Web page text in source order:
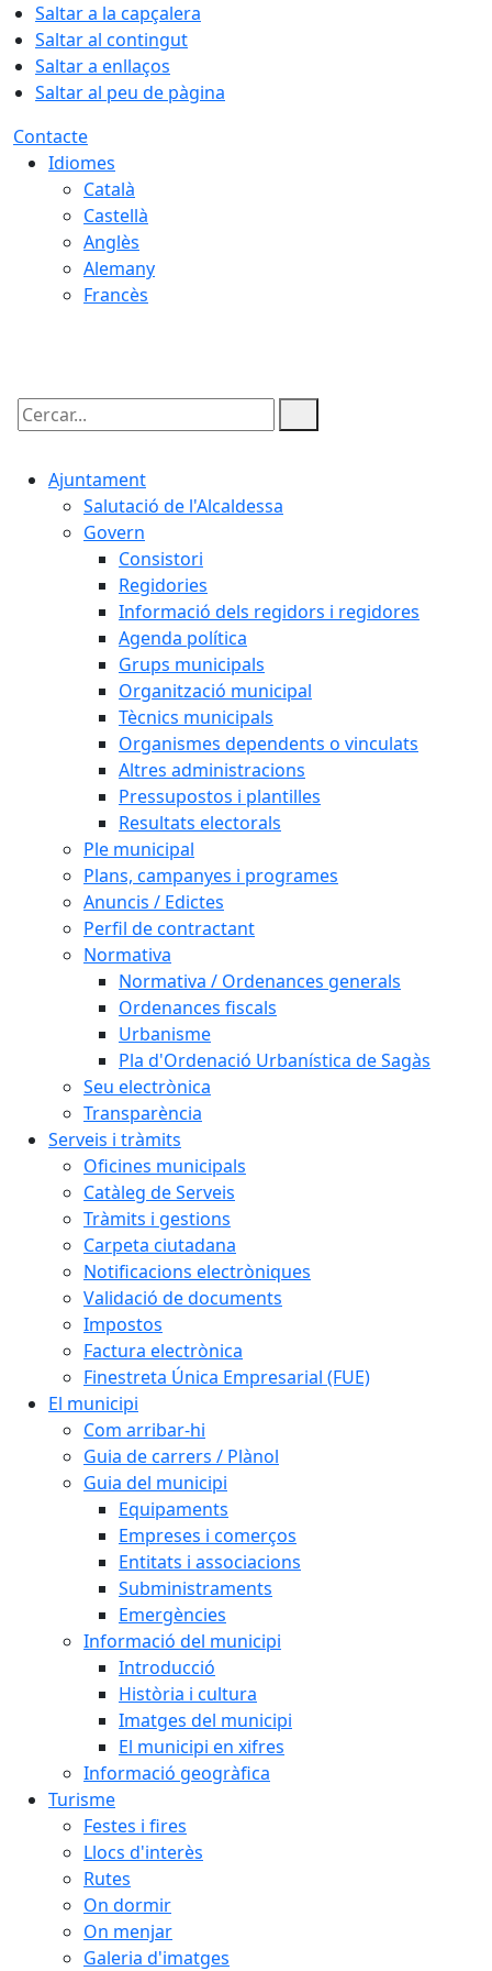
Saltar a la capçalera
Saltar al contingut
Saltar a enllaços
Saltar al peu de pàgina
Contacte
Idiomes
Català
Castellà
Anglès
Alemany
Francès
Cercar:
Ajuntament
Salutació de l'Alcaldessa
Govern
Consistori
Regidories
Informació dels regidors i regidores
Agenda política
Grups municipals
Organització municipal
Tècnics municipals
Organismes dependents o vinculats
Altres administracions
Pressupostos i plantilles
Resultats electorals
Ple municipal
Plans, campanyes i programes
Anuncis / Edictes
Perfil de contractant
Normativa
Normativa / Ordenances generals
Ordenances fiscals
Urbanisme
Pla d'Ordenació Urbanística de Sagàs
Seu electrònica
Transparència
Serveis i tràmits
Oficines municipals
Catàleg de Serveis
Tràmits i gestions
Carpeta ciutadana
Notificacions electròniques
Validació de documents
Impostos
Factura electrònica
Finestreta Única Empresarial (FUE)
El municipi
Com arribar-hi
Guia de carrers / Plànol
Guia del municipi
Equipaments
Empreses i comerços
Entitats i associacions
Subministraments
Emergències
Informació del municipi
Introducció
Història i cultura
Imatges del municipi
El municipi en xifres
Informació geogràfica
Turisme
Festes i fires
Llocs d'interès
Rutes
On dormir
On menjar
Galeria d'imatges